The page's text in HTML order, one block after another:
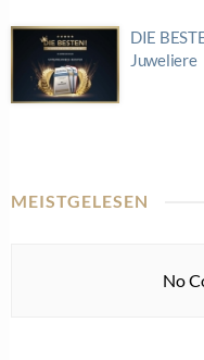
DIE
Juweliere
MEISTGELESEN
No